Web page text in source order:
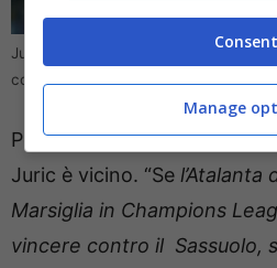
Juric a rischio, l’ex Atalanta ne è
come dovrebbe” – direttagoal.it (foto
Per Magnocavallo,il
Juric è vicino. “Se l’Atalanta
Marsiglia in Champions
vincere contro il Sassuolo,
Consent
Manage